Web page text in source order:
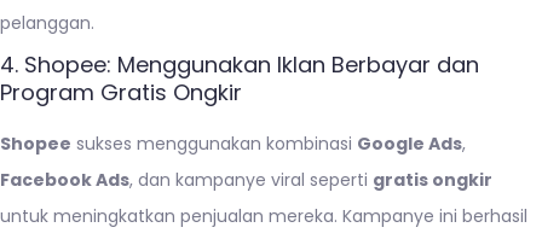
pelanggan.
4. Shopee: Menggunakan Iklan Berbayar dan
Program Gratis Ongkir
Shopee sukses menggunakan kombinasi Google Ads,
Facebook Ads, dan kampanye viral seperti gratis ongkir
untuk meningkatkan penjualan mereka. Kampanye ini berhasil